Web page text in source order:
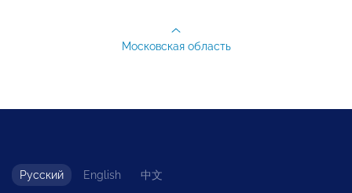
Московская область
Русский English 中文